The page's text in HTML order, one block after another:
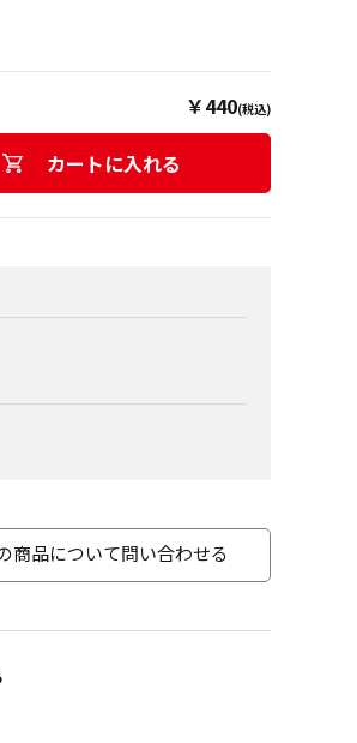
￥440(税込)
カートに入れる
商品について問い合わせる